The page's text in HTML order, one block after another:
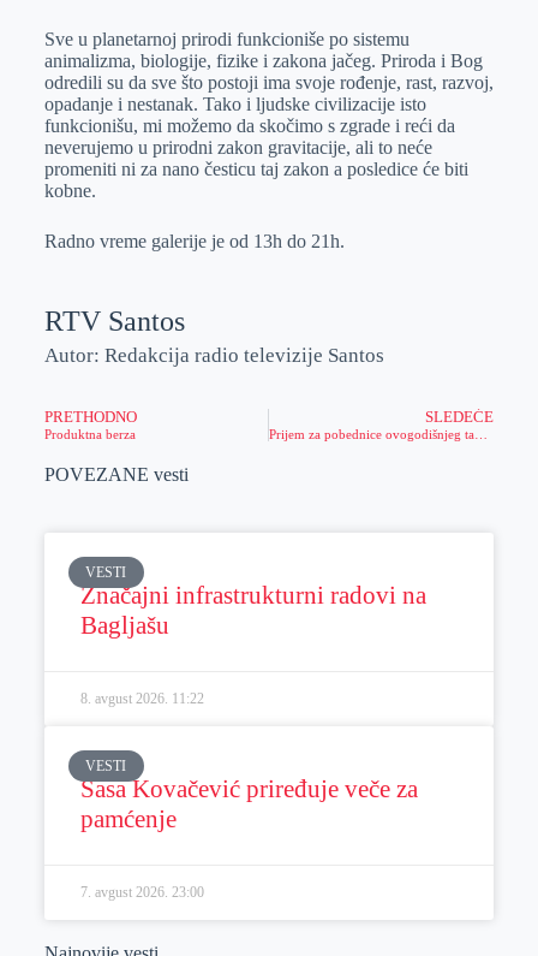
Sve u planetarnoj prirodi funkcioniše po sistemu
animalizma, biologije, fizike i zakona jačeg. Priroda i Bog
odredili su da sve što postoji ima svoje rođenje, rast, razvoj,
opadanje i nestanak. Tako i ljudske civilizacije isto
funkcionišu, mi možemo da skočimo s zgrade i reći da
neverujemo u prirodni zakon gravitacije, ali to neće
promeniti ni za nano česticu taj zakon a posledice će biti
kobne.
Radno vreme galerije je od 13h do 21h.
RTV Santos
Autor: Redakcija radio televizije Santos
PRETHODNO
Produktna berza
SLEDEĆE
POVEZANE vesti
VESTI
Značajni infrastrukturni radovi na
Bagljašu
8. avgust 2026. 11:22
VESTI
Sasa Kovačević priređuje veče za
pamćenje
7. avgust 2026. 23:00